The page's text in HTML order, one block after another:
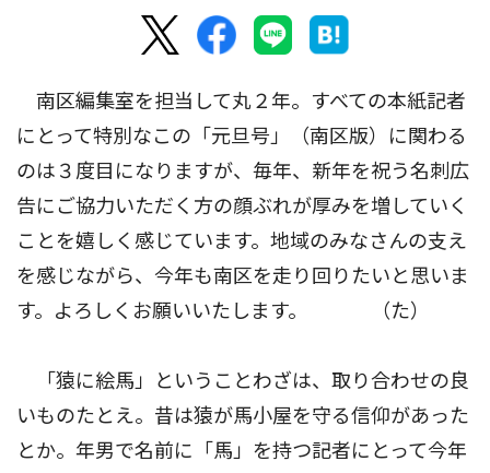
南区編集室を担当して丸２年。すべての本紙記者
にとって特別なこの「元旦号」（南区版）に関わる
のは３度目になりますが、毎年、新年を祝う名刺広
告にご協力いただく方の顔ぶれが厚みを増していく
ことを嬉しく感じています。地域のみなさんの支え
を感じながら、今年も南区を走り回りたいと思いま
す。よろしくお願いいたします。 （た）
「猿に絵馬」ということわざは、取り合わせの良
いものたとえ。昔は猿が馬小屋を守る信仰があった
とか。年男で名前に「馬」を持つ記者にとって今年